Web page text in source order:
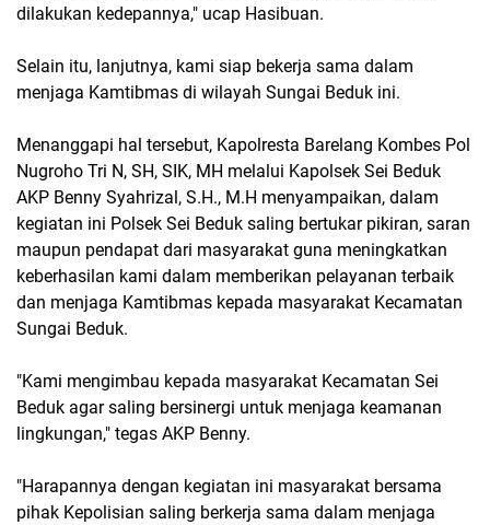
dilakukan kedepannya," ucap Hasibuan.
Selain itu, lanjutnya, kami siap bekerja sama dalam
menjaga Kamtibmas di wilayah Sungai Beduk ini.
Menanggapi hal tersebut, Kapolresta Barelang Kombes Pol
Nugroho Tri N, SH, SIK, MH melalui Kapolsek Sei Beduk
AKP Benny Syahrizal, S.H., M.H menyampaikan, dalam
kegiatan ini Polsek Sei Beduk saling bertukar pikiran, saran
maupun pendapat dari masyarakat guna meningkatkan
keberhasilan kami dalam memberikan pelayanan terbaik
dan menjaga Kamtibmas kepada masyarakat Kecamatan
Sungai Beduk.
"Kami mengimbau kepada masyarakat Kecamatan Sei
Beduk agar saling bersinergi untuk menjaga keamanan
lingkungan," tegas AKP Benny.
"Harapannya dengan kegiatan ini masyarakat bersama
pihak Kepolisian saling berkerja sama dalam menjaga